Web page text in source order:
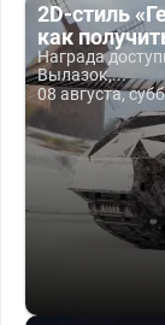
2D-стиль
как
Награда
Вылазок,...
08 августа,